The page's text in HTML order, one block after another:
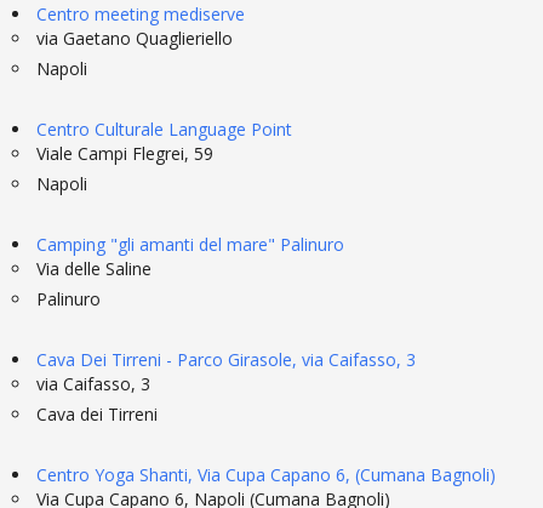
Centro meeting mediserve
via Gaetano Quaglieriello
Napoli
Centro Culturale Language Point
Viale Campi Flegrei, 59
Napoli
Camping "gli amanti del mare" Palinuro
Via delle Saline
Palinuro
Cava Dei Tirreni - Parco Girasole, via Caifasso, 3
via Caifasso, 3
Cava dei Tirreni
Centro Yoga Shanti, Via Cupa Capano 6, (Cumana Bagnoli)
Via Cupa Capano 6, Napoli (Cumana Bagnoli)